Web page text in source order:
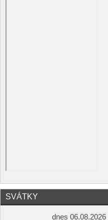
SVÁTKY
dnes